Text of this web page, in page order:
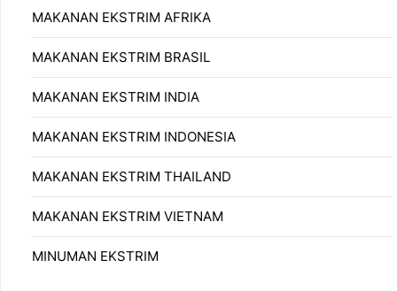
MAKANAN EKSTRIM AFRIKA
MAKANAN EKSTRIM BRASIL
MAKANAN EKSTRIM INDIA
MAKANAN EKSTRIM INDONESIA
MAKANAN EKSTRIM THAILAND
MAKANAN EKSTRIM VIETNAM
MINUMAN EKSTRIM